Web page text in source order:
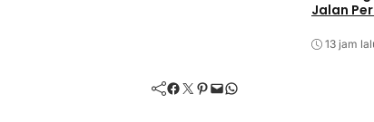
Facebook Twitter Pinterest Mail WhatsApp
Jalan
13 jam